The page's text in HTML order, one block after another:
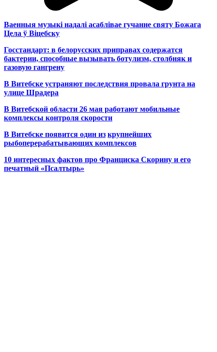
Ваенныя музыкі надалі асаблівае гучанне святу Божага
Цела ў Віцебску
Госстандарт: в белорусских приправах содержатся
бактерии, способные вызывать ботулизм, столбняк и
газовую гангрену
В Витебске устраняют последствия провала грунта на
улице Шрадера
В Витебской области 26 мая работают мобильные
комплексы контроля скорости
В Витебске появится один из крупнейших
рыбоперерабатывающих комплексов
10 интересных фактов про Франциска Скорину и его
печатный «Псалтырь»